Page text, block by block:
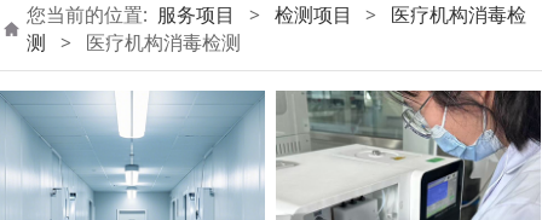
您当前的位置: 服务项目 > 检测项目 >
医疗机构消毒检
测 > 医疗机构消毒检测